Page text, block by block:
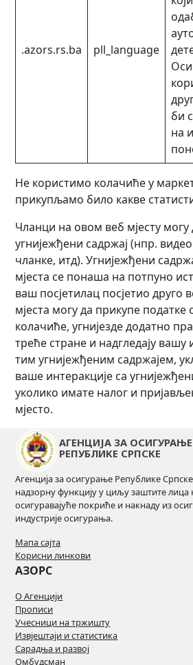
.azors.rs.ba pll_language
би
на
Не користимо колачиће у
прикупљамо било какве
Чланци на овом веб мјесту могу
угнијежђени садржај (нпр.
чланке, итд). Угнијежђени
мјеста се понаша на потпуно
ваш посјетилац посјетио друго
мјеста могу да прикупе податке
колачиће, угнијезде додатно
треће стране и надгледају вашу
тим угнијежђеним садржајем,
ваше интеракције са
уколико имате налог и
мјесто.
АГЕНЦИЈА ЗА ОСИГУРАЊЕ
РЕПУБЛИКЕ СРПСКЕ
Агенција за осигурање Републике
надзорну функцију у циљу заштите лица
осигуравајуће покриће и накнаду из
индустрије осигурања.
Мапа сајта
Корисни линкови
АЗОРС
О Агенцији
Прописи
Учесници на тржишту
Извјештаји и статистика
Сарадња и развој
Омбудсман